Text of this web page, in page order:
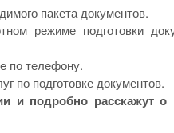
пакета документов.
режиме подготовки
по телефону.
по подготовке документов.
и подробно расскажут